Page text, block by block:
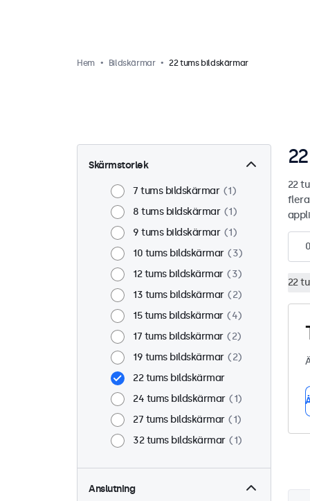
Hem Bildskärmar 22 tums bildskärmar
Skärmstorlek
7 tums bildskärmar
1
8 tums bildskärmar
1
9 tums bildskärmar
1
10 tums bildskärmar
3
12 tums bildskärmar
3
13 tums bildskärmar
2
15 tums bildskärmar
4
17 tums bildskärmar
2
19 tums bildskärmar
2
22 tums bildskärmar
24 tums bildskärmar
1
27 tums bildskärmar
1
32 tums bildskärmar
1
Anslutning
22
0
22